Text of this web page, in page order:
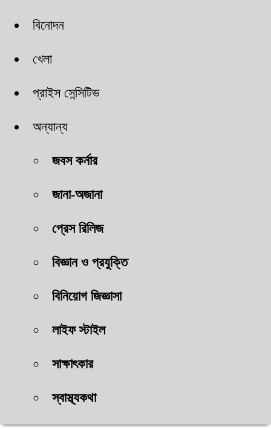
বিনোদন
খেলা
প্রাইস সেন্সিটিভ
অন্যান্য
জবস কর্নার
জানা-অজানা
প্রেস রিলিজ
বিজ্ঞান ও প্রযুক্তি
বিনিয়োগ জিজ্ঞাসা
লাইফ স্টাইল
সাক্ষাৎকার
স্বাস্থ্যকথা